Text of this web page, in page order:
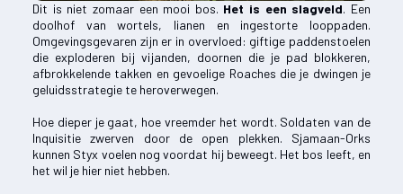
Dit is niet zomaar een mooi bos. Het is een slagveld. Een
doolhof van wortels, lianen en ingestorte looppaden.
Omgevingsgevaren zijn er in overvloed: giftige paddenstoelen
die exploderen bij vijanden, doornen die je pad blokkeren,
afbrokkelende takken en gevoelige Roaches die je dwingen je
geluidsstrategie te heroverwegen.
Hoe dieper je gaat, hoe vreemder het wordt. Soldaten van de
Inquisitie zwerven door de open plekken. Sjamaan-Orks
kunnen Styx voelen nog voordat hij beweegt. Het bos leeft, en
het wil je hier niet hebben.